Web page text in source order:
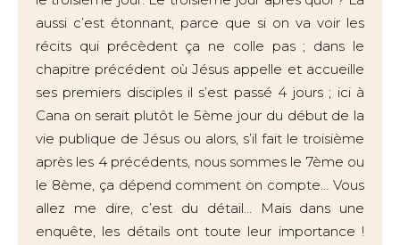
aussi c’est étonnant, parce que si on va voir les
récits qui précèdent ça ne colle pas ; dans le
chapitre précédent où Jésus appelle et accueille
ses premiers disciples il s’est passé 4 jours ; ici à
Cana on serait plutôt le 5ème jour du début de la
vie publique de Jésus ou alors, s’il fait le troisième
après les 4 précédents, nous sommes le 7ème ou
le 8ème, ça dépend comment on compte… Vous
allez me dire, c’est du détail… Mais dans une
enquête, les détails ont toute leur importance !